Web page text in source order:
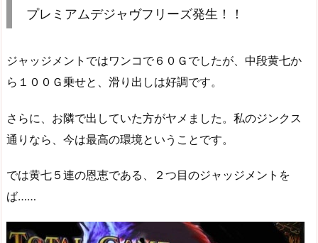
プレミアムデジャヴフリーズ発生！！
ジャッジメントではワンコで６０Ｇでしたが、中段黄七か
ら１００Ｇ乗せと、滑り出しは好調です。
さらに、お隣で出していた方がヤメました。私のジンクス
通りなら、今は最高の環境ということです。
では黄七５連の恩恵である、２つ目のジャッジメントを
ば……